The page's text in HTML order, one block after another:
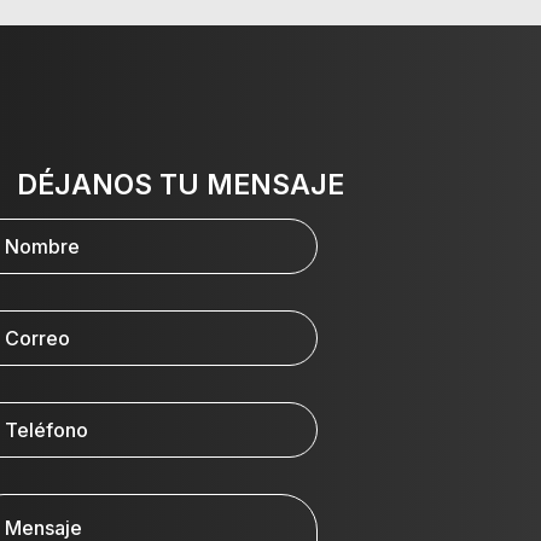
DÉJANOS TU MENSAJE